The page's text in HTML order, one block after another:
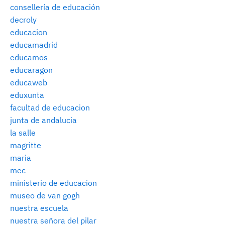
consellería de educación
decroly
educacion
educamadrid
educamos
educaragon
educaweb
eduxunta
facultad de educacion
junta de andalucia
la salle
magritte
maria
mec
ministerio de educacion
museo de van gogh
nuestra escuela
nuestra señora del pilar